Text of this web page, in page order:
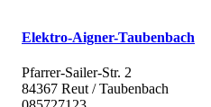
Elektro-Aigner-Taubenbach
Pfarrer-Sailer-Str. 2
84367 Reut / Taubenbach